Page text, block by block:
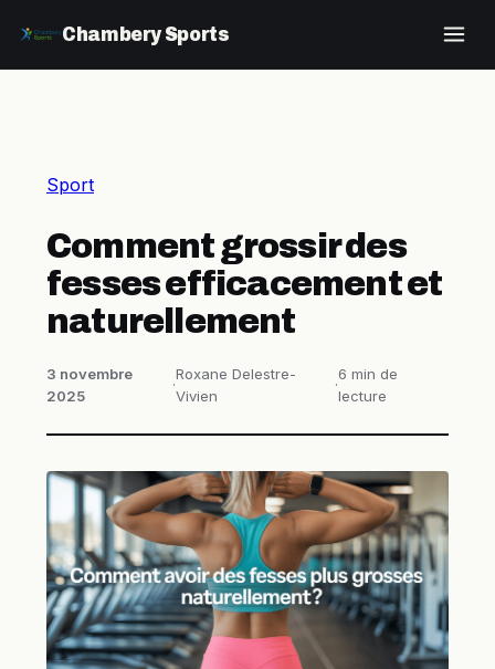
Chambery Sports
Sport
Comment grossir des
fesses efficacement et
naturellement
3 novembre
2025
·
Roxane Delestre-
Vivien
·
6 min de
lecture